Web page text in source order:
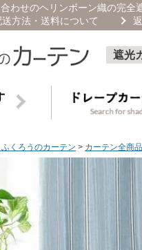
わせのヘリンボーン織の完
送方法・送料について
遮光
くろうのカーテン カーテン全商品